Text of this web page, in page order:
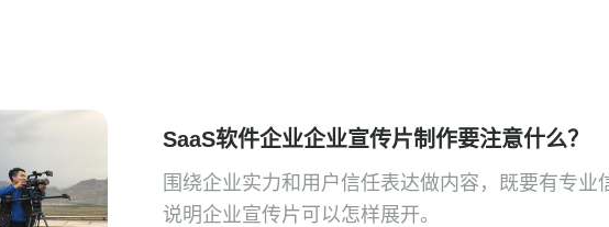
SaaS软件企业企业宣传片制作要注意什么？
围绕企业实力和用户信任表达做内容，既要有专
说明企业宣传片可以怎样展开。